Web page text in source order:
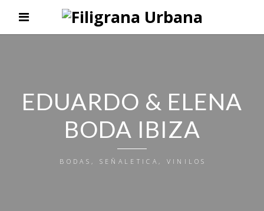
EDUARDO & ELENA
BODA IBIZA
BODAS, SEÑALETICA, VINILOS